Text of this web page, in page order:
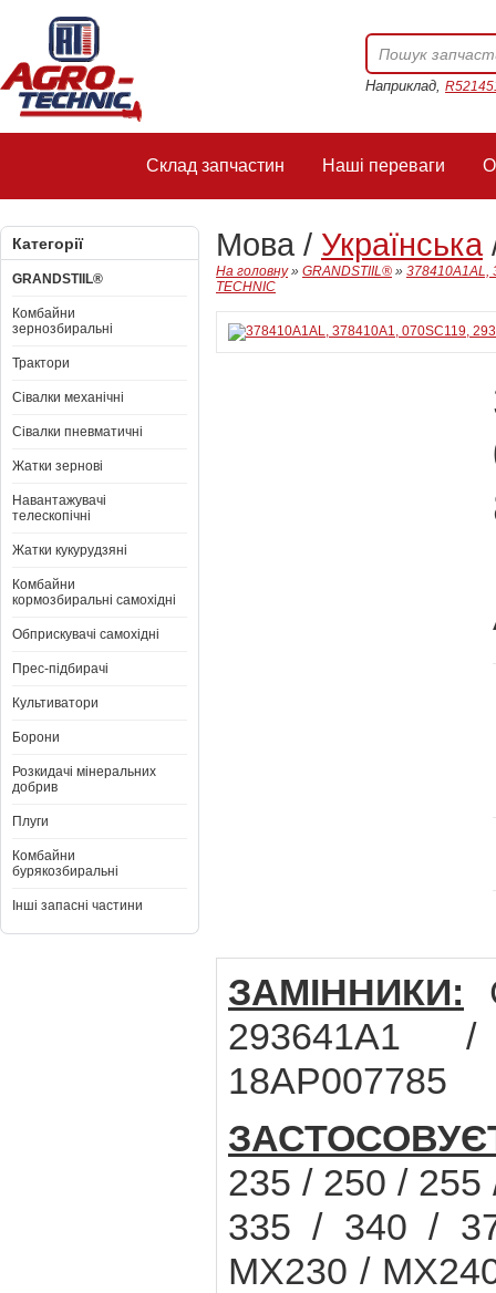
Наприклад,
Склад запчастин Наші переваги
Категорії
GRANDSTIIL®
Комбайни
зернозбиральні
Трактори
Сівалки механічні
Сівалки пневматичні
Жатки зернові
Навантажувачі
телескопічні
Жатки кукурудзяні
Комбайни
кормозбиральні самохідні
Обприскувачі самохідні
Прес-підбирачі
Культиватори
Борони
Розкидачі мінеральних
добрив
Плуги
Комбайни
бурякозбиральні
Інші запасні частини
Мова / Українська
На головну» GRANDSTIIL® » 378410A1AL,
TECHNIC
ЗАМІННИКИ:
293641A1
18AP007785
235 / 250 / 255
335 / 340 /
MX230 /